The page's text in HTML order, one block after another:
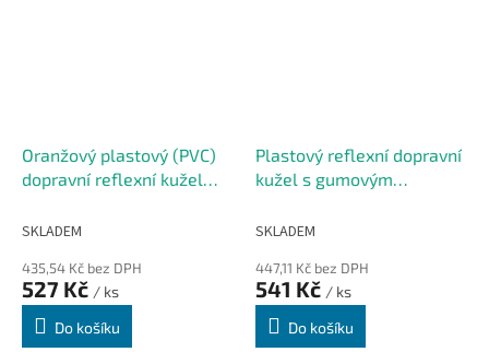
Oranžový plastový (PVC)
dopravní reflexní kužel
cm
SKLADEM
435,54 Kč bez DPH
527 Kč / ks
Do košíku
Plastový reflexní dopravní
kužel s gumovým
SKLADEM
447,11 Kč bez DPH
541 Kč / ks
Do košíku